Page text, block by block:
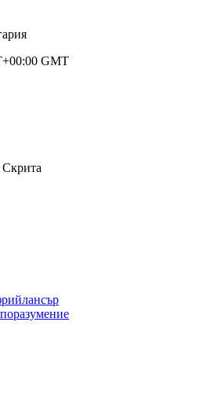
GMT
Скрита